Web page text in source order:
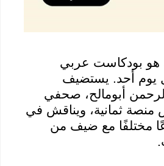
هو بودكاست عربي
يوم أحد. يستضيف
أبومالح، صحفي
ثمانية، ويناقش في
مختلفًا مع ضيف من